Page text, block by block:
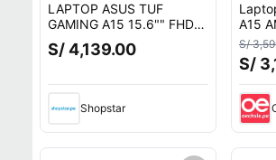
LAPTOP ASUS TUF
GAMING A15 15.6"" FHD
IPS AMD Ryzen 7 7445HS
Hasta 4.7GHz 16GB DDR5
S/ 4,139.00
Shopstar
A15
S/
S/